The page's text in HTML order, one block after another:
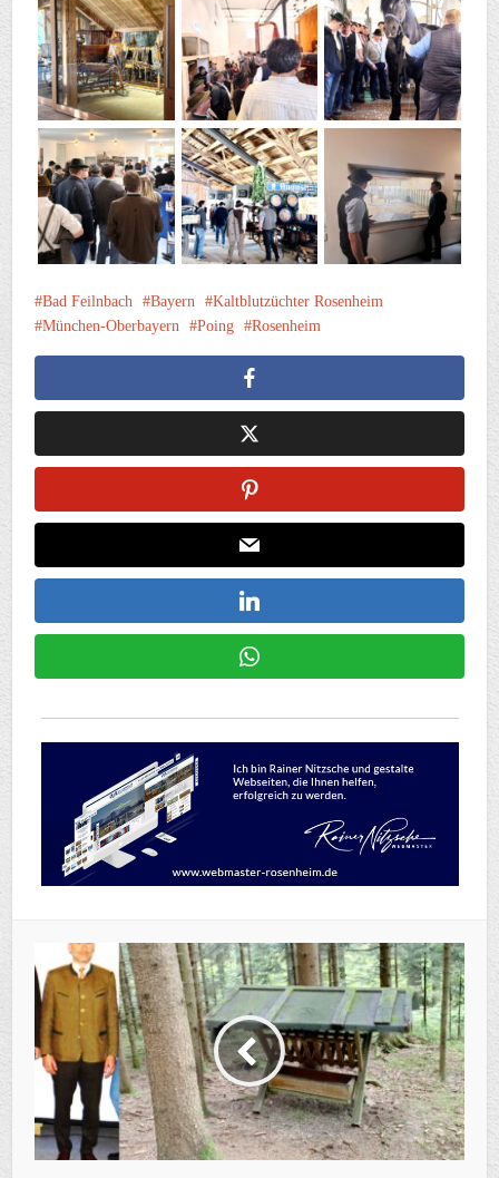
Bad Feilnbach Bayern
Kaltblutzüchter Rosenheim
München-Oberbayern
Poing Rosenheim